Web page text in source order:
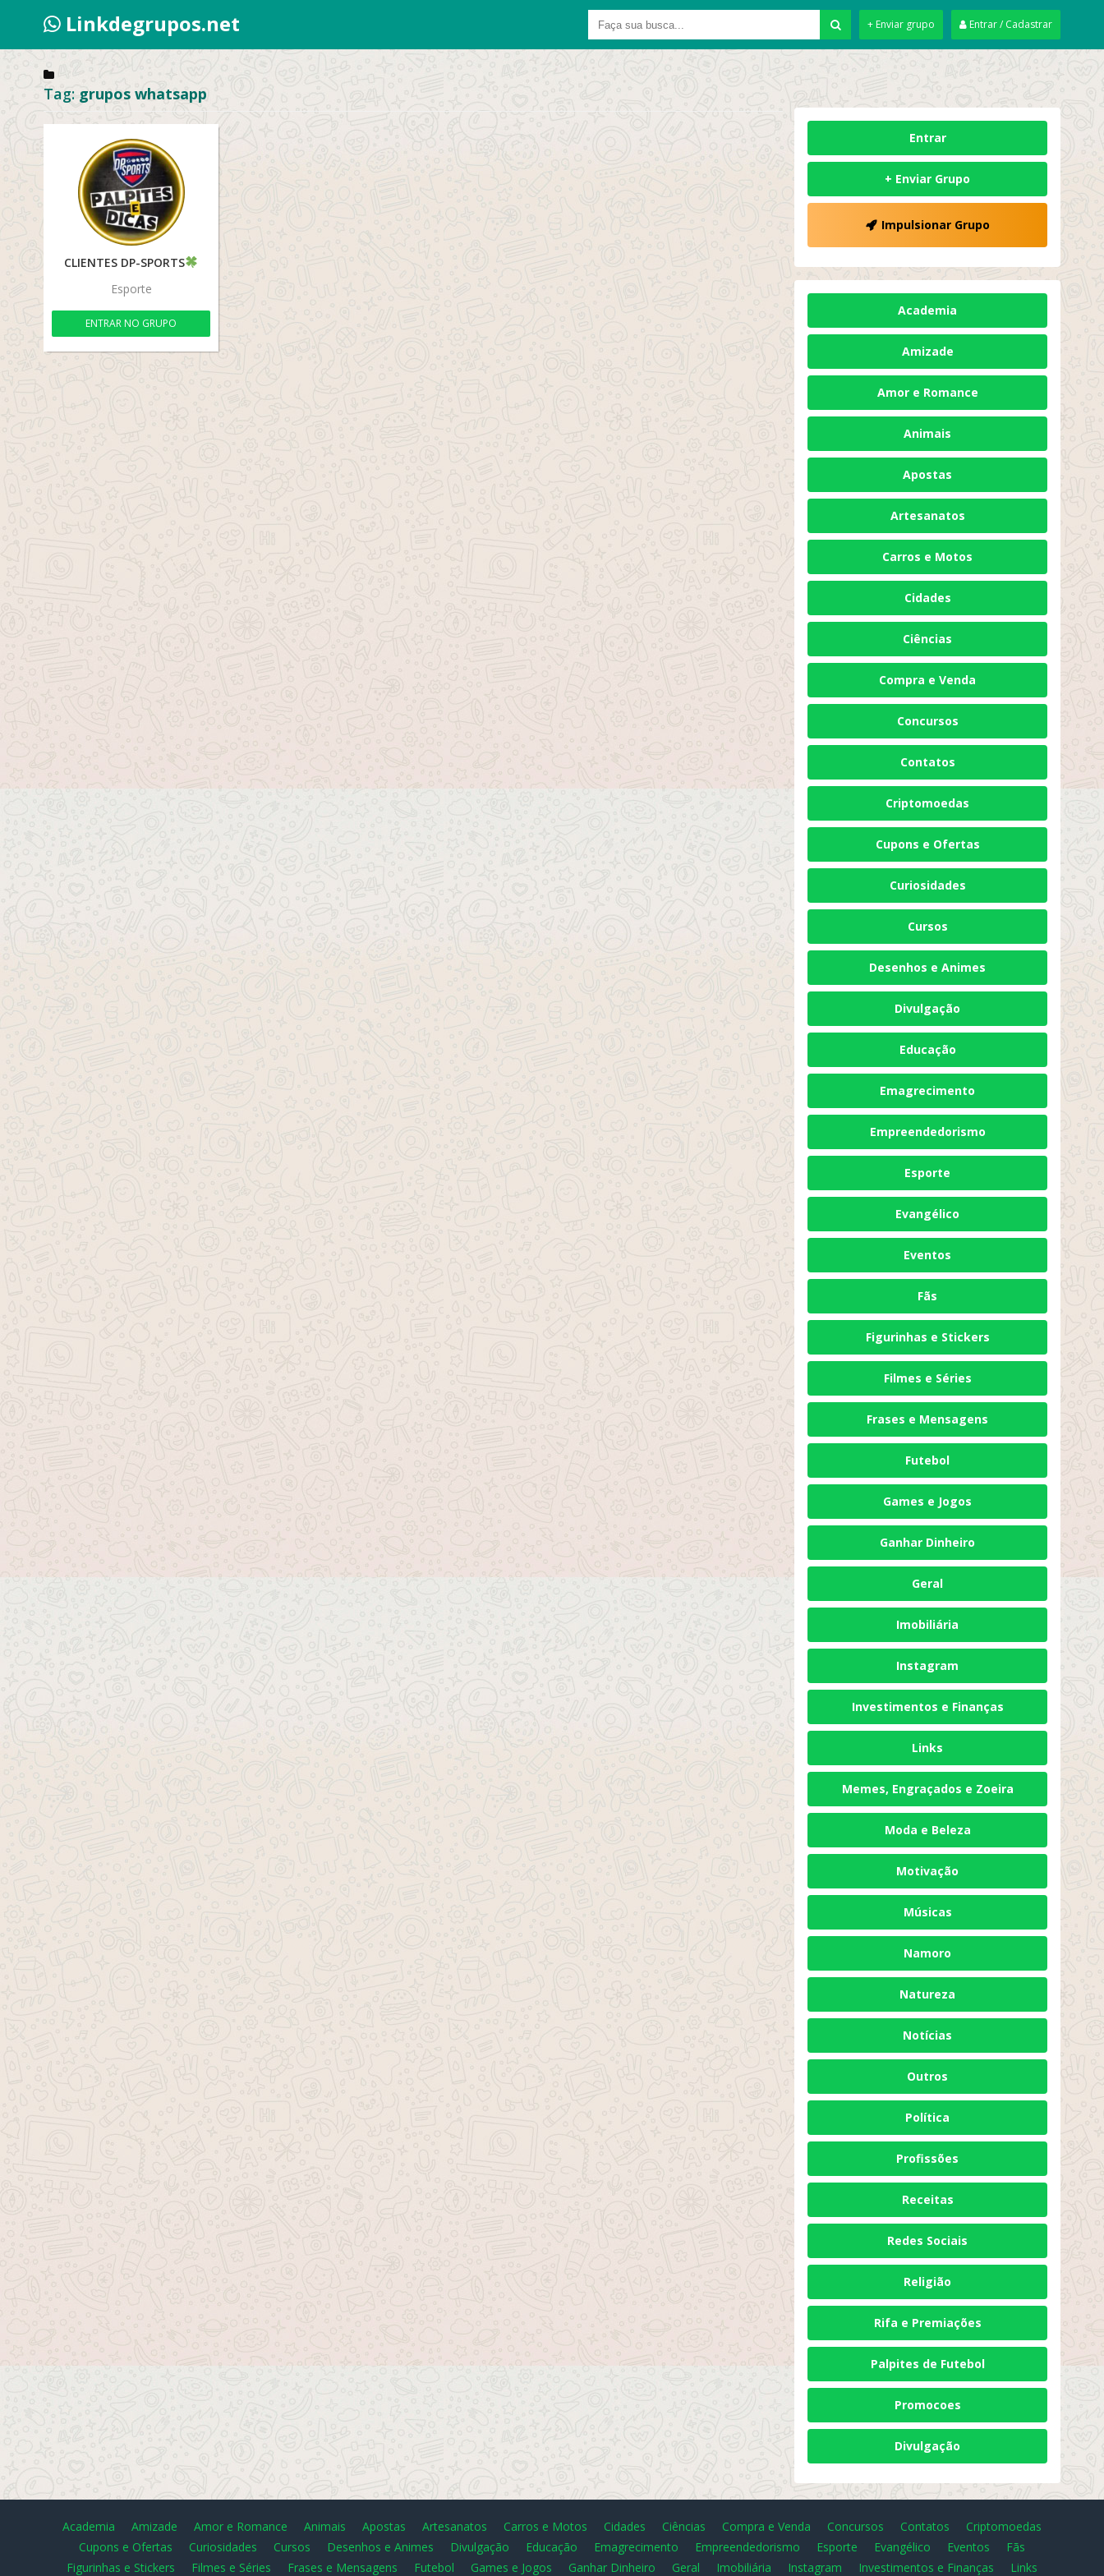
Linkdegrupos.net Entrar / Cadastrar
+ Enviar grupo
Tag: grupos whatsapp
CLIENTES DP-SPORTS
Esporte
ENTRAR NO GRUPO
Entrar
+ Enviar Grupo
Impulsionar Grupo
Academia
Amizade
Amor e Romance
Animais
Apostas
Artesanatos
Carros e Motos
Cidades
Ciências
Compra e Venda
Concursos
Contatos
Criptomoedas
Cupons e Ofertas
Curiosidades
Cursos
Desenhos e Animes
Divulgação
Educação
Emagrecimento
Empreendedorismo
Esporte
Evangélico
Eventos
Fãs
Figurinhas e Stickers
Filmes e Séries
Frases e Mensagens
Futebol
Games e Jogos
Ganhar Dinheiro
Geral
Imobiliária
Instagram
Investimentos e Finanças
Links
Memes, Engraçados e Zoeira
Moda e Beleza
Motivação
Músicas
Namoro
Natureza
Notícias
Outros
Política
Profissões
Receitas
Redes Sociais
Religião
Rifa e Premiações
Palpites de Futebol
Promocoes
Divulgação
Academia Amizade Amor e Romance Animais Apostas Artesanatos Carros e Motos Cidades Ciências Compra e Venda Concursos Contatos
Criptomoedas
Cupons e Ofertas
Curiosidades Cursos Desenhos e Animes Divulgação Educação Emagrecimento Empreendedorismo Esporte Evangélico Eventos
Fãs
Figurinhas e Stickers
Filmes e Séries Frases e Mensagens Futebol Games e Jogos Ganhar Dinheiro Geral Imobiliária Instagram Investimentos e Finanças Links